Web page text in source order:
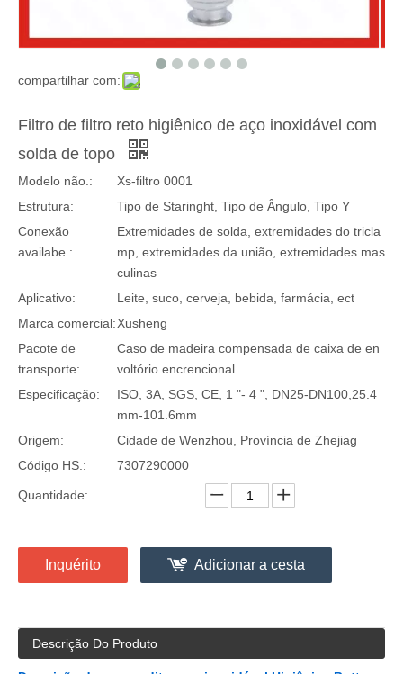
compartilhar com:
Filtro de filtro reto higiênico de aço inoxidável com
solda de topo
Modelo não.:
Xs-filtro 0001
Estrutura:
Tipo de Staringht, Tipo de Ângulo, Tipo Y
Conexão
availabe.:
Extremidades de solda, extremidades do tricla
mp, extremidades da união, extremidades mas
culinas
Aplicativo:
Leite, suco, cerveja, bebida, farmácia, ect
Marca comercial:Xusheng
Pacote de
transporte:
Caso de madeira compensada de caixa de en
voltório encrencional
Especificação:
ISO, 3A, SGS, CE, 1 "- 4 ", DN25-DN100,25.4
mm-101.6mm
Origem:
Cidade de Wenzhou, Província de Zhejiag
Código HS.:
7307290000
Quantidade:
Inquérito Adicionar a cesta
Descrição Do Produto